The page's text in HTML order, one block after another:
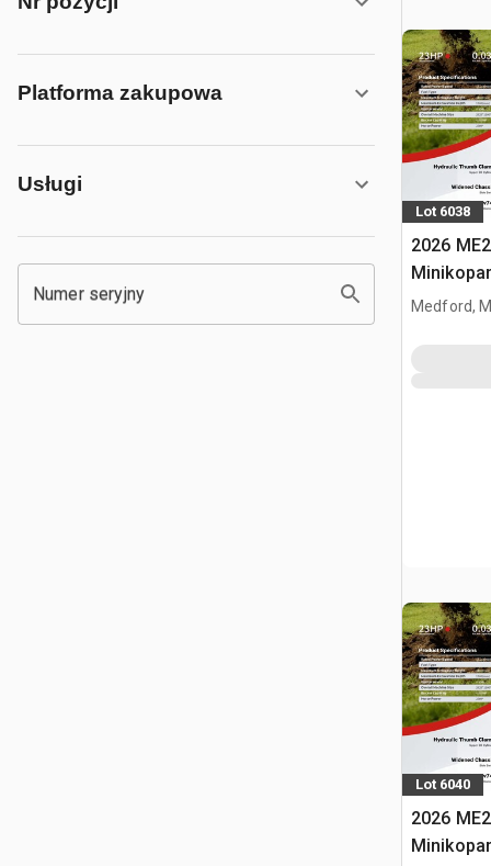
Platforma zakupowa
Usługi
Numer seryjny
Lot 6038
2026
Medford,
Lot 6040
2026